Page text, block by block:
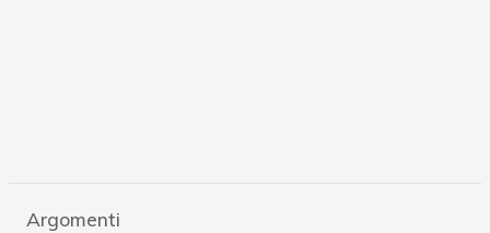
Argomenti